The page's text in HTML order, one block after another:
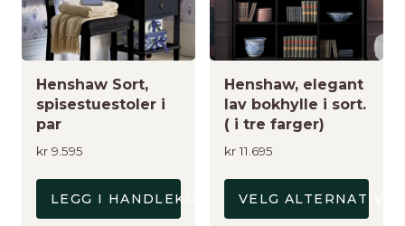
Henshaw Sort,
spisestuestoler i
par
kr 9.595
LEGG I HANDLEKURV
Henshaw, elegant
lav bokhylle i sort.
( i tre farger)
kr11.695
VELG ALTERNATIV
Alternativene
kan
velges
produktsiden